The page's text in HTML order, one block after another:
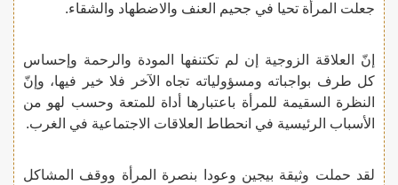
جعلت المرأة تحيا في جحيم العنف والاضطهاد والشقاء.
إنّ العلاقة الزوجية إن لم تكتنفها المودة والرحمة وإحساس
كل طرف بواجباته ومسؤولياته تجاه الآخر فلا خير فيها، وإنّ
النظرة السقيمة للمرأة باعتبارها أداة للمتعة وحسب لهو من
الأسباب الرئيسية في انحطاط العلاقات الاجتماعية في الغرب.
لقد حملت وثيقة بيجين وعودا بنصرة المرأة ووقف المشاكل